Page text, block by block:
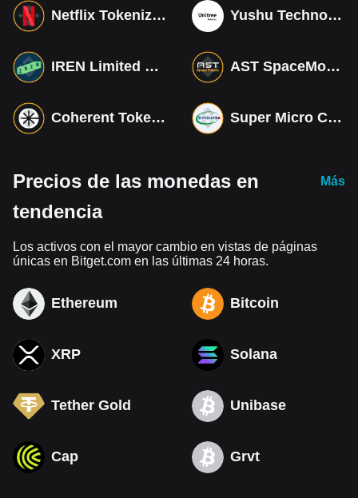
Netflix Tokenized bStocks Yushu Technology Co (Derivatives)
IREN Limited Tokenized bStocks AST SpaceMobile Tokenized bStocks
Coherent Tokenized bStocks Super Micro Computer Tokenized bStocks
Precios de las monedas en
tendencia
Más
Los activos con el mayor cambio en vistas de páginas
únicas en Bitget.com en las últimas 24 horas.
Ethereum Bitcoin
XRP Solana
Tether Gold Unibase
Cap Grvt